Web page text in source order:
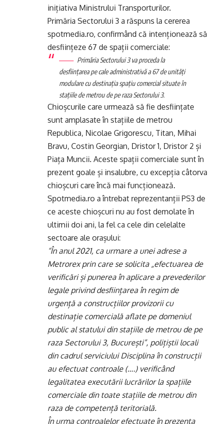
inițiativa Ministrului Transporturilor.
Primăria Sectorului 3 a răspuns la cererea
spotmedia.ro, confirmând că intenționează să
desființeze 67 de spații comerciale:
Primăria Sectorului 3 va proceda la
desființarea pe cale administrativă a 67 de unități
modulare cu destinația spațiu comercial situate în
stațiile de metrou de pe raza Sectorului 3.
Chioșcurile care urmează să fie desființate
sunt amplasate în stațiile de metrou
Republica, Nicolae Grigorescu, Titan, Mihai
Bravu, Costin Georgian, Dristor 1, Dristor 2 și
Piața Muncii. Aceste spații comerciale sunt în
prezent goale și insalubre, cu excepția câtorva
chioșcuri care încă mai funcționează.
Spotmedia.ro a întrebat reprezentanții PS3 de
ce aceste chioșcuri nu au fost demolate în
ultimii doi ani, la fel ca cele din celelalte
sectoare ale orașului:
“În anul 2021, ca urmare a unei adrese a
Metrorex prin care se solicita „efectuarea de
verificări și punerea în aplicare a prevederilor
legale privind desființarea în regim de
urgență a construcțiilor provizorii cu
destinație comercială aflate pe domeniul
public al statului din stațiile de metrou de pe
raza Sectorului 3, București”, polițiștii locali
din cadrul serviciului Disciplina în construcții
au efectuat controale (….) verificând
legalitatea executării lucrărilor la spațiile
comerciale din toate stațiile de metrou din
raza de competență teritorială.
În urma controalelor efectuate în prezența